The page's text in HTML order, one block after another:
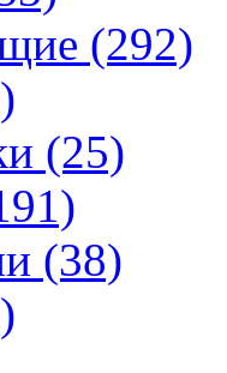
(292)
(25)
(38)